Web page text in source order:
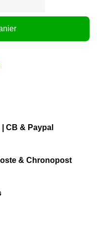
CB & Paypal
& Chronopost